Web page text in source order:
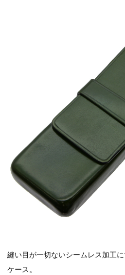
縫い目が一切ないシームレス加工
ケース。